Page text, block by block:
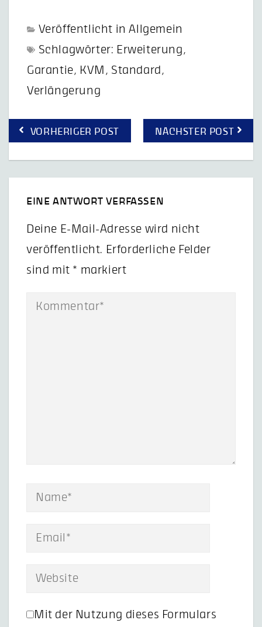
Veröffentlicht inAllgemein
Schlagwörter: Erweiterung ,
Garantie, KVM , Standard ,
Verlängerung
Beitragsnavigation
VORHERIGER POST NÄCHSTER POST
EINE ANTWORT VERFASSEN
Deine E-Mail-Adresse wird nicht
veröffentlicht. Erforderliche Felder
sind mit * markiert
Mit der Nutzung dieses Formulars